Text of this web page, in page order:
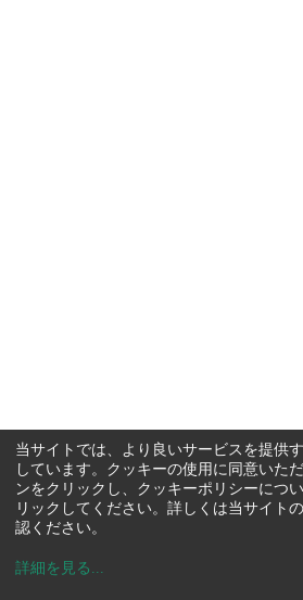
当サイトでは、より良いサービスを提供
しています。クッキーの使用に同意いた
ンをクリックし、クッキーポリシーにつ
リックしてください。詳しくは当サイトの
認ください。
詳細を見る ...